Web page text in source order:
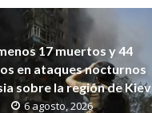
17 muertos y 44
en ataques nocturnos
sobre la región de Kiev
6 agosto, 2026